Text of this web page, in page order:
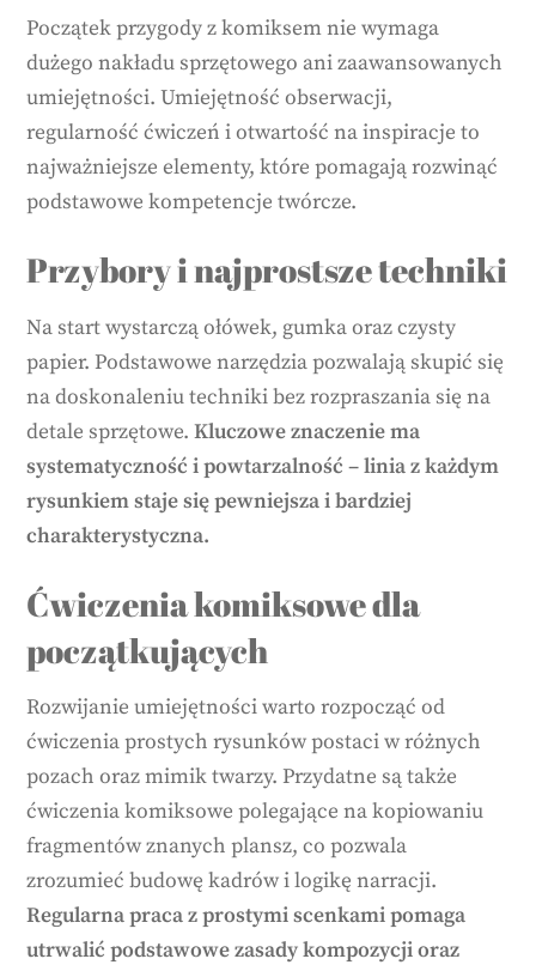
Początek przygody z komiksem nie wymaga
dużego nakładu sprzętowego ani zaawansowanych
umiejętności. Umiejętność obserwacji,
regularność ćwiczeń i otwartość na inspiracje to
najważniejsze elementy, które pomagają rozwinąć
podstawowe kompetencje twórcze.
Przybory i najprostsze techniki
Na start wystarczą ołówek, gumka oraz czysty
papier. Podstawowe narzędzia pozwalają skupić się
na doskonaleniu techniki bez rozpraszania się na
detale sprzętowe.Kluczowe znaczenie ma
systematyczność i powtarzalność – linia z każdym
rysunkiem staje się pewniejsza i bardziej
charakterystyczna.
Ćwiczenia komiksowe dla
początkujących
Rozwijanie umiejętności warto rozpocząć od
ćwiczenia prostych rysunków postaci w różnych
pozach oraz mimik twarzy. Przydatne są także
ćwiczenia komiksowe polegające na kopiowaniu
fragmentów znanych plansz, co pozwala
zrozumieć budowę kadrów i logikę narracji.
Regularna praca z prostymi scenkami pomaga
utrwalić podstawowe zasady kompozycji oraz